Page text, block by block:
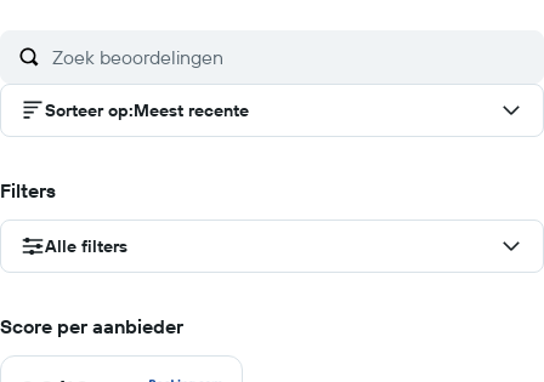
Sorteer op:Meest recente
Filters
Alle filters
Score per aanbieder